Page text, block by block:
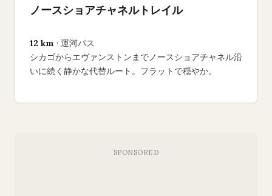
ノースショアチャネルトレイル
12 km · 運河パス
シカゴからエヴァンストンまでノースショアチャネル沿
いに続く静かな代替ルート。フラットで穏やか。